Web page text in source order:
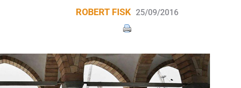
ROBERT FISK 25/09/2016